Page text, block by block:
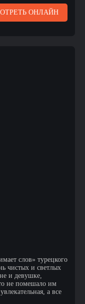
ОНЛАЙН
слов» турецкого
чистых и светлых
и девушке,
не помешало им
а все